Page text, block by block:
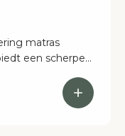
matras
een scherpe